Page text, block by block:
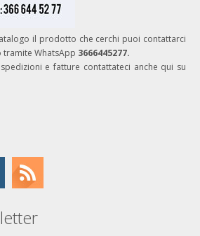
il prodotto che cerchi puoi contattarci
tramite WhatsApp 3666445277.
e fatture contattateci anche qui su